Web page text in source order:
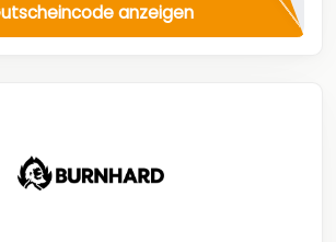
anzeigen